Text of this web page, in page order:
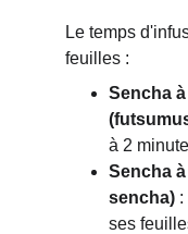
Le temps
feuilles :
Sencha
à 2
Sencha
sencha) :
ses